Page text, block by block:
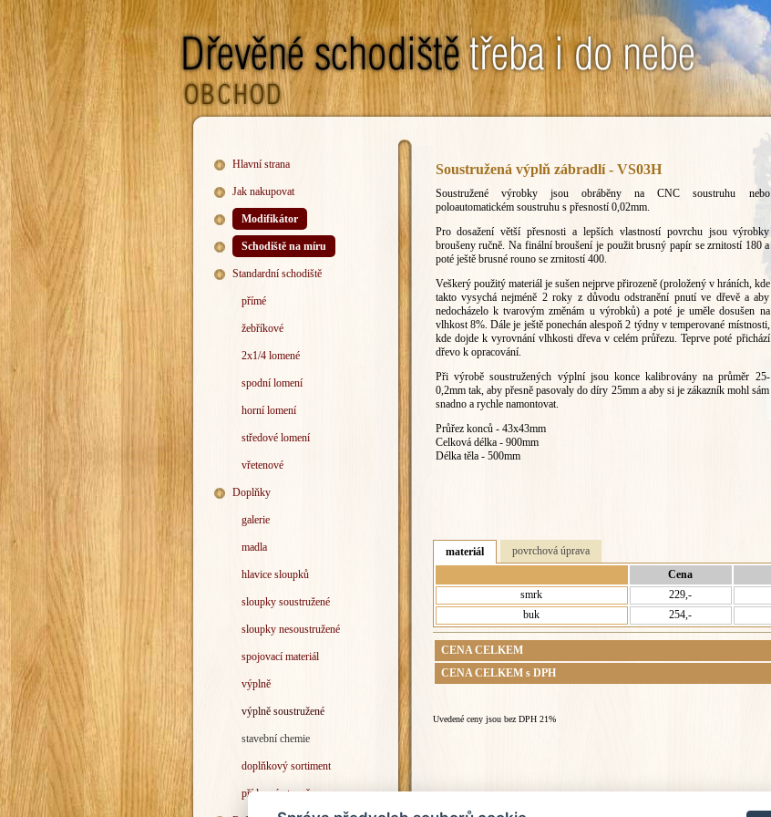
Hlavní strana
Jak nakupovat
Modifikátor
Schodiště na míru
Standardní schodiště
přímé
žebříkové
2x1/4 lomené
spodní lomení
horní lomení
středové lomení
vřetenové
Doplňky
galerie
madla
hlavice sloupků
sloupky soustružené
sloupky nesoustružené
spojovací materiál
výplně
výplně soustružené
stavební chemie
doplňkový sortiment
přídavný stupeň
Soustružená výplň zábradlí - VS03H
Soustružené výrobky jsou obráběny na CNC soustruhu nebo
poloautomatickém soustruhu s přesností 0,02mm.
Pro dosažení větší přesnosti a lepších vlastností povrchu jsou výrobky
broušeny ručně. Na finální broušení je použit brusný papír se zrnitostí 180 a
poté ještě brusné rouno se zrnitostí 400.
Veškerý použitý materiál je sušen nejprve přirozeně (proložený v hráních, kde
takto vysychá nejméně 2 roky z důvodu odstranění pnutí ve dřevě a aby
nedocházelo k tvarovým změnám u výrobků) a poté je uměle dosušen na
vlhkost 8%. Dále je ještě ponechán alespoň 2 týdny v temperované místnosti,
kde dojde k vyrovnání vlhkosti dřeva v celém průřezu. Teprve poté přichází
dřevo k opracování.
Při výrobě soustružených výplní jsou konce kalibrovány na průměr 25-
0,2mm tak, aby přesně pasovaly do díry 25mm a aby si je zákazník mohl sám
snadno a rychle namontovat.
Průřez konců - 43x43mm
Celková délka - 900mm
Délka těla - 500mm
materiál
povrchová úprava
Cena
smrk
229,-
buk
254,-
CENA CELKEM
CENA CELKEM s DPH
Uvedené ceny jsou bez DPH 21%